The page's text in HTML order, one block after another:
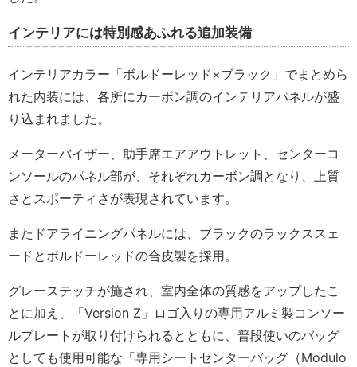
インテリアには特別感あふれる追加装備
インテリアカラー「ボルドーレッド×ブラック」でまとめら
れた内装には、各所にカーボン調のインテリアパネルが盛
り込まれました。
メーターバイザー、助手席エアアウトレット、センターコ
ンソールのパネル部が、それぞれカーボン調となり、上質
さとスポーティさが表現されています。
またドアライニングパネルには、ブラックのラックススェ
ードとボルドーレッドの合皮製を採用。
グレーステッチが施され、室内全体の質感をアップしたこ
とに加え、「Version Z」ロゴ入りの専用アルミ製コンソー
ルプレートが取り付けられるとともに、普段使いのバッグ
としても使用可能な「専用シートセンターバッグ（Modulo